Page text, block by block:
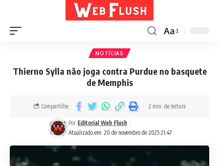
Aa
NOTÍCIAS
Thierno Sylla não joga contra Purdue no basquete
de Memphis
Atualizado em: 20 de novembro de 2025 21:47
Por Editorial Web Flush
Compartilhe 2 min. de leitura